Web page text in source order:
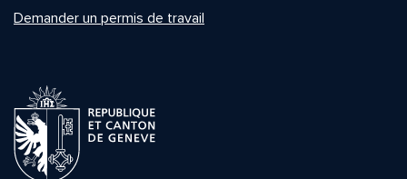
Demander un permis de travail